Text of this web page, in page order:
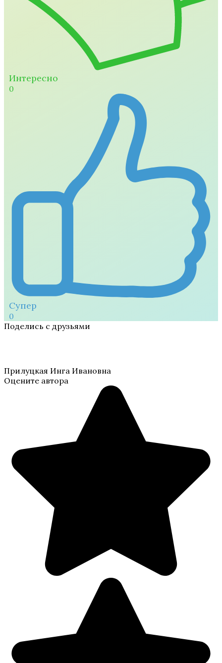
Интересно
0
Супер
0
Поделись с друзьями
Прилуцкая Инга Ивановна
Оцените автора